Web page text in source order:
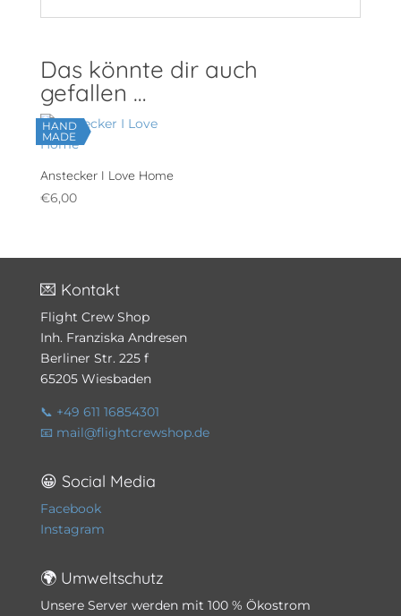
Das könnte dir auch
gefallen …
HAND
MADE
Anstecker I Love Home
€6,00
💌 Kontakt
Flight Crew Shop
Inh. Franziska Andresen
Berliner Str. 225 f
65205 Wiesbaden
📞 +49 611 16854301
📧 mail@flightcrewshop.de
😀 Social Media
Facebook
Instagram
🌍 Umweltschutz
Unsere Server werden mit 100 % Ökostrom